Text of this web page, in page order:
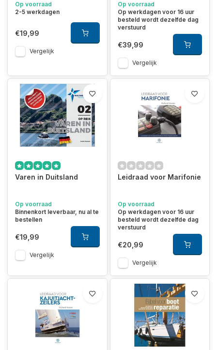
Op voorraad
2-5 werkdagen
€19,99
Vergelijk
Op voorraad
Op werkdagen voor 16 uur
besteld wordt dezelfde dag
verstuurd
€39,99
Vergelijk
Varen in Duitsland
Op voorraad
Binnenkort leverbaar, nu al te
bestellen
€19,99
Vergelijk
Leidraad voor Marifonie
Op voorraad
Op werkdagen voor 16 uur
besteld wordt dezelfde dag
verstuurd
€20,99
Vergelijk